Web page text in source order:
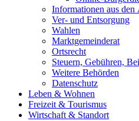
Informationen aus den
Ver- und Entsorgung
Wahlen
Marktgemeinderat
Ortsrecht
Steuern, Gebühren,
Weitere Behörden
Datenschutz
Leben & Wohnen
Freizeit & Tourismus
Wirtschaft & Standort